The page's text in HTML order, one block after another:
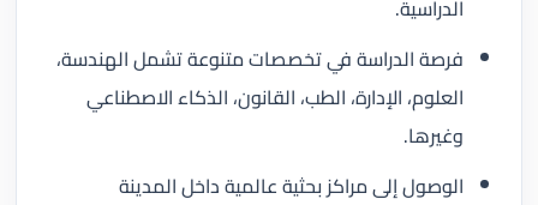
الدراسية.
فرصة الدراسة في تخصصات متنوعة تشمل الهندسة،
العلوم، الإدارة، الطب، القانون، الذكاء الاصطناعي
وغيرها.
الوصول إلى مراكز بحثية عالمية داخل المدينة